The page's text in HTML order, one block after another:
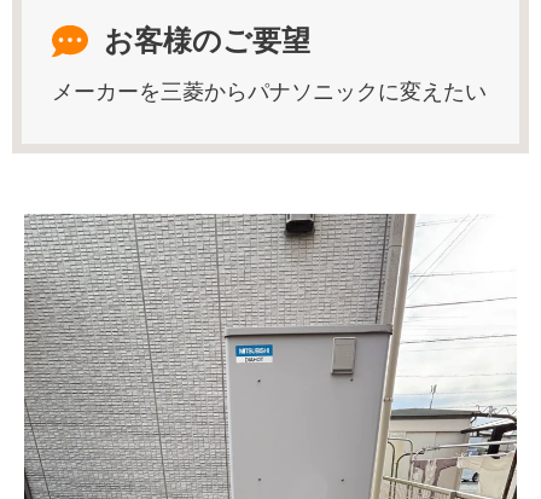
お客様のご要望
メーカーを三菱からパナソニックに変えたい